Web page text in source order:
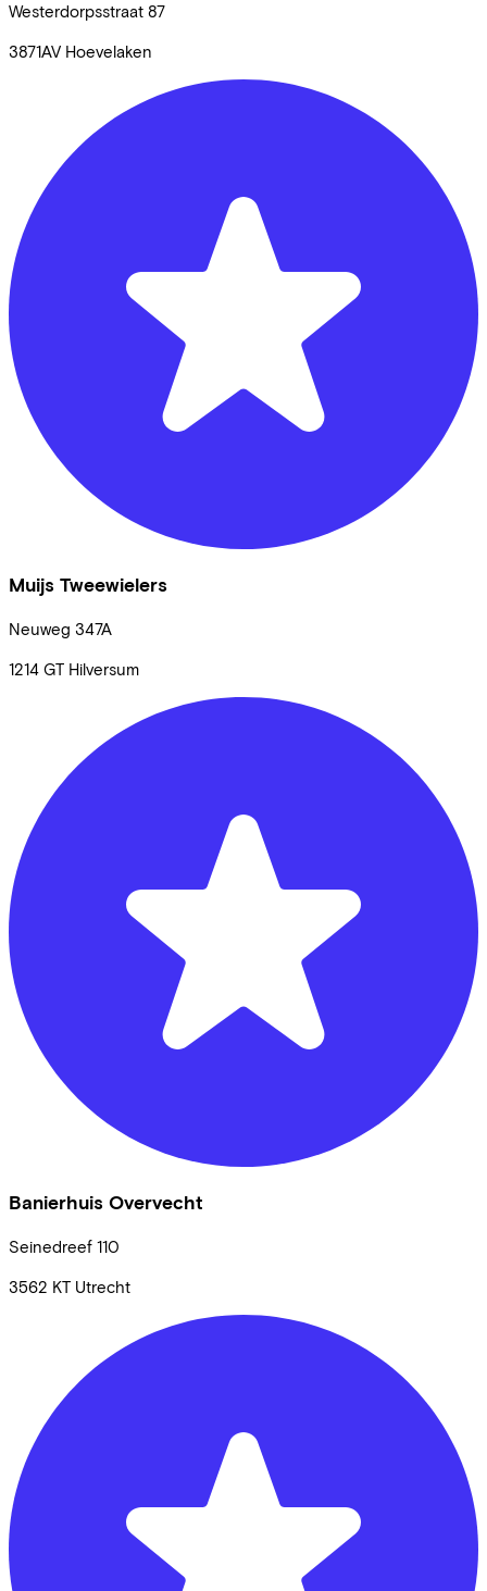
Westerdorpsstraat 87
3871AV Hoevelaken
Muijs Tweewielers
Neuweg 347A
1214 GT Hilversum
Banierhuis Overvecht
Seinedreef 110
3562 KT Utrecht